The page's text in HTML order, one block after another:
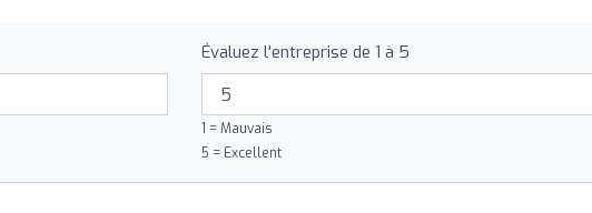
Évaluez l'entreprise de 1 à 5
1 = Mauvais
5 = Excellent